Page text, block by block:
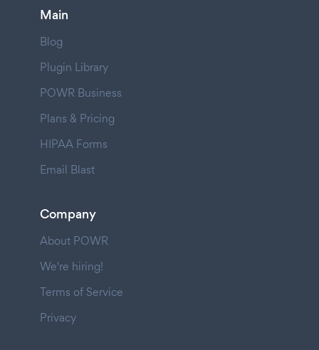
Main
Blog
Plugin Library
POWR Business
Plans & Pricing
HIPAA Forms
Email Blast
Company
About POWR
We're hiring!
Terms of Service
Privacy